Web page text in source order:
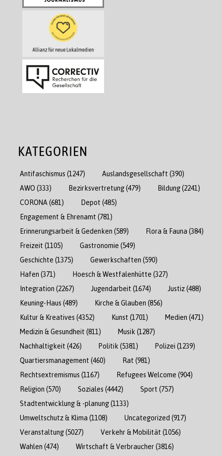
KATEGORIEN
Antifaschismus (1247) Auslandsgesellschaft (390)
AWO (333) Bezirksvertretung(479) Bildung(2241)
CORONA (681) Depot (485)
Engagement & Ehrenamt (781)
Erinnerungsarbeit & Gedenken (589) Flora & Fauna (384)
Freizeit (1105) Gastronomie (549)
Geschichte (1375) Gewerkschaften (590)
Hafen (371) Hoesch & Westfalenhütte (327)
Integration (2267) Jugendarbeit (1674) Justiz(488)
Keuning-Haus (489) Kirche & Glauben (856)
Kultur & Kreatives (4352) Kunst (1701) Medien (471)
Medizin & Gesundheit (811) Musik (1287)
Nachhaltigkeit (426) Politik (5381) Polizei (1239)
Quartiersmanagement (460) Rat (981)
Rechtsextremismus (1167) Refugees Welcome (904)
Religion (570) Soziales (4442) Sport (757)
Stadtentwicklung & -planung(1133)
Umweltschutz & Klima (1108) Uncategorized (917)
Veranstaltung(5027) Verkehr & Mobilität (1056)
Wahlen (474) Wirtschaft & Verbraucher(3816)